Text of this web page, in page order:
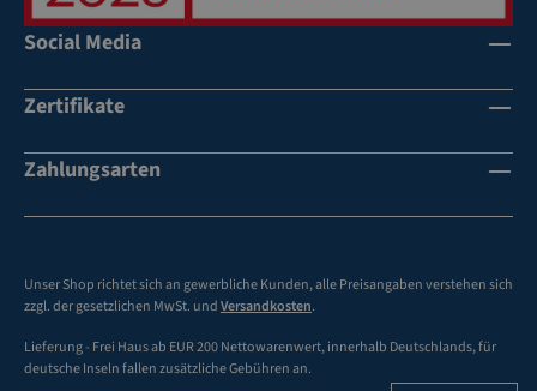
Social Media
Zertifikate
Zahlungsarten
Unser Shop richtet sich an gewerbliche Kunden, alle Preisangaben verstehen sich
zzgl. der gesetzlichen MwSt. undVersandkosten.
Lieferung - Frei Haus ab EUR 200 Nettowarenwert, innerhalb Deutschlands, für
deutsche Inseln fallen zusätzliche Gebühren an.